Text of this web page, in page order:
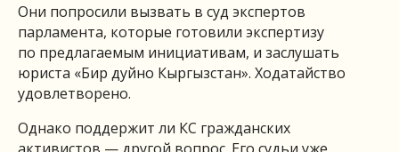
Они попросили вызвать в суд экспертов
парламента, которые готовили экспертизу
по предлагаемым инициативам, и заслушать
юриста «Бир дуйно Кыргызстан». Ходатайство
удовлетворено.
Однако поддержит ли КС гражданских